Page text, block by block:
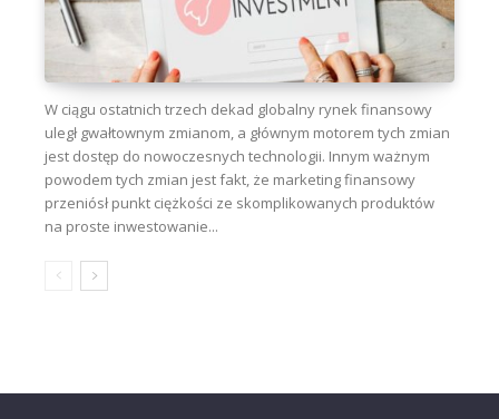
W ciągu ostatnich trzech dekad globalny rynek finansowy
uległ gwałtownym zmianom, a głównym motorem tych zmian
jest dostęp do nowoczesnych technologii. Innym ważnym
powodem tych zmian jest fakt, że marketing finansowy
przeniósł punkt ciężkości ze skomplikowanych produktów
na proste inwestowanie...